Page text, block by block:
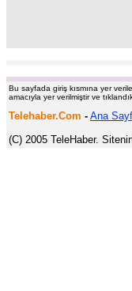
Bu sayfada giriş kısmına yer
amacıyla yer verilmiştir ve
Telehaber.Com - Ana
(C) 2005 TeleHaber.